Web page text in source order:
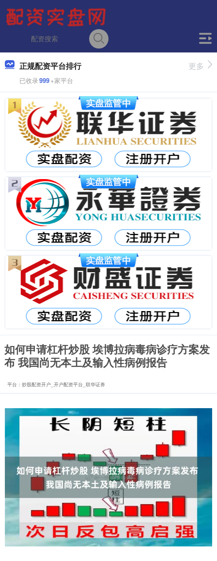
正规配资平台排行
已收录999+家平台
更多
如何申请杠杆炒股 埃博拉病毒病诊疗方案发
布 我国尚无本土及输入性病例报告
平台：炒股配资开户_开户配资平台_联华证券